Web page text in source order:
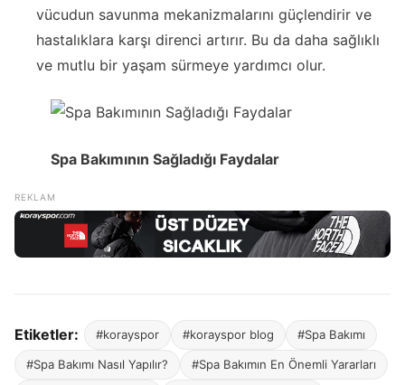
vücudun savunma mekanizmalarını güçlendirir ve
hastalıklara karşı direnci artırır. Bu da daha sağlıklı
ve mutlu bir yaşam sürmeye yardımcı olur.
Spa Bakımının Sağladığı Faydalar
Etiketler: #korayspor #korayspor blog #Spa Bakımı
#Spa Bakımı Nasıl Yapılır? #Spa Bakımın En Önemli Yararları